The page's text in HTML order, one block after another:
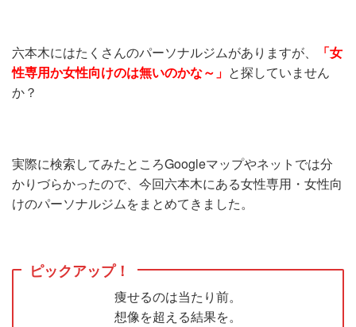
六本木にはたくさんのパーソナルジムがありますが、
「女
性専用か女性向けのは無いのかな～」 と探していません
か？
実際に検索してみたところGoogleマップやネットでは分
かりづらかったので、今回六本木にある女性専用・女性向
けのパーソナルジムをまとめてきました。
ピックアップ！
痩せるのは当たり前。
想像を超える結果を。